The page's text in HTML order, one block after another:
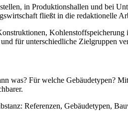
in Produktionshallen und bei
fließt in die redaktionelle
für unterschiedliche Zielgruppen
was? Für welche Gebäudetypen?
Referenzen, Gebäudetypen,